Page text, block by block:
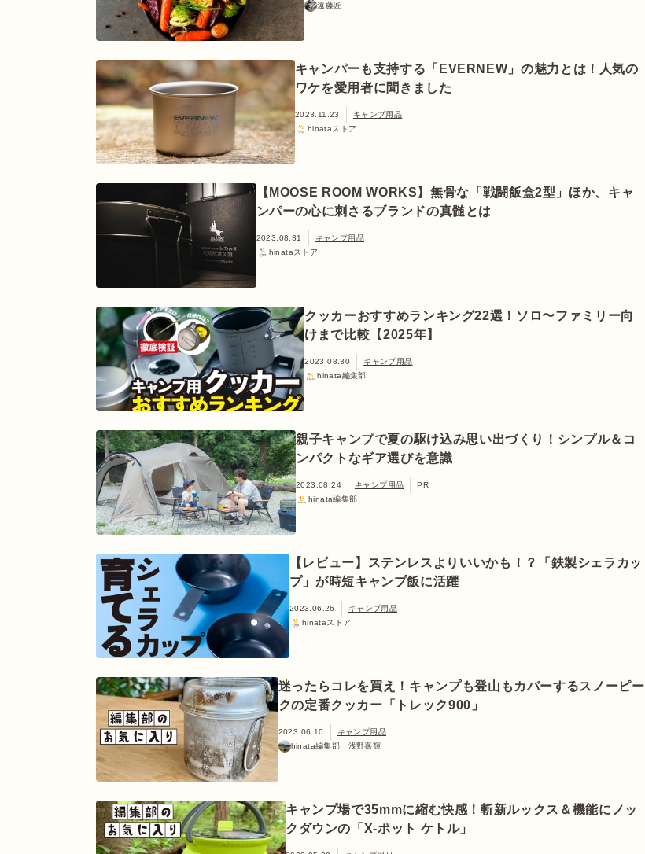
遠藤匠
キャンパーも支持する「EVERNEW」の魅力とは！人気の
ワケを愛用者に聞きました
2023.11.23
キャンプ用品
hinataストア
【MOOSE ROOM WORKS】無骨な「戦闘飯盒2型」ほか、キャ
ンパーの心に刺さるブランドの真髄とは
2023.08.31
キャンプ用品
hinataストア
クッカーおすすめランキング22選！ソロ〜ファミリー向
けまで比較【2025年】
2023.08.30
キャンプ用品
hinata編集部
親子キャンプで夏の駆け込み思い出づくり！シンプル＆コ
ンパクトなギア選びを意識
2023.08.24 キャンプ用品
PR
hinata編集部
【レビュー】ステンレスよりいいかも！？「鉄製シェラカッ
プ」が時短キャンプ飯に活躍
2023.06.26
キャンプ用品
hinataストア
迷ったらコレを買え！キャンプも登山もカバーするスノーピー
クの定番クッカー「トレック900」
2023.06.10
キャンプ用品
hinata編集部 浅野嘉輝
キャンプ場で35mmに縮む快感！斬新ルックス＆機能にノッ
クダウンの「X-ポット ケトル」